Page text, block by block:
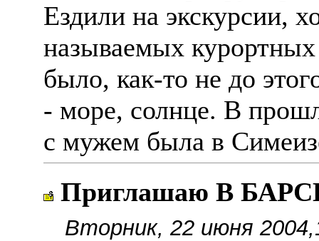
Ездили на экскурсии,
называемых
было, как-то не до
- море, солнце. В
с мужем была в
Приглашаю В
Вторник, 22 июня